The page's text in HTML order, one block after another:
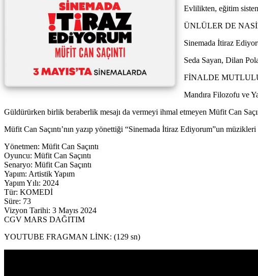
Evlilikten, eğitim
ÜNLÜLER DE
Sinemada İtiraz
Seda Sayan, Dilan
FİNALDE
Mandıra Filozofu ve
Güldürürken birlik beraberlik mesajı da vermeyi ihmal etmeyen Müfit Can
Müfit Can Saçıntı’nın yazıp yönettiği “Sinemada İtiraz Ediyorum”un
Yönetmen: Müfit Can Saçıntı
Oyuncu: Müfit Can Saçıntı
Senaryo: Müfit Can Saçıntı
Yapım: Artistik Yapım
Yapım Yılı: 2024
Tür: KOMEDİ
Süre: 73
Vizyon Tarihi: 3 Mayıs 2024
CGV MARS DAĞITIM
YOUTUBE FRAGMAN LİNK: (129 sn)